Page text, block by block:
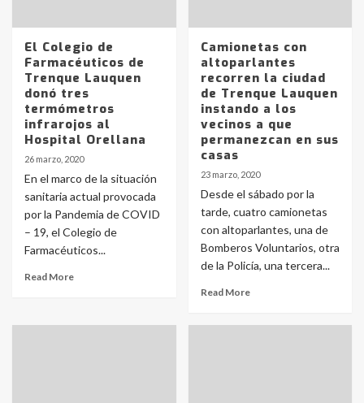
El Colegio de
Farmacéuticos de
Trenque Lauquen
donó tres
termómetros
infrarojos al
Hospital Orellana
26 marzo, 2020
En el marco de la situación
sanitaria actual provocada
por la Pandemia de COVID
– 19, el Colegio de
Farmacéuticos...
Read More
Camionetas con
altoparlantes
recorren la ciudad
de Trenque Lauquen
instando a los
vecinos a que
permanezcan en sus
casas
23 marzo, 2020
Desde el sábado por la
tarde, cuatro camionetas
con altoparlantes, una de
Bomberos Voluntarios, otra
de la Policía, una tercera...
Read More